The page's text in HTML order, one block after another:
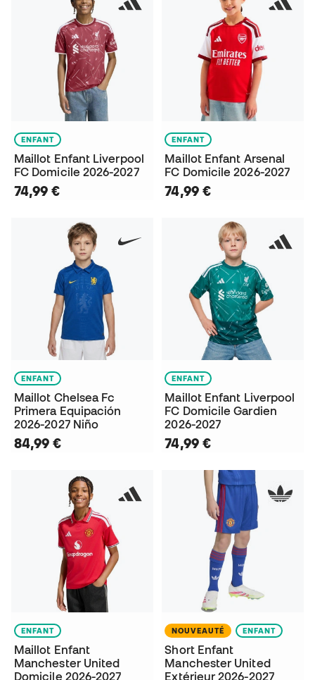
ENFANT
Maillot Enfant Liverpool
FC Domicile 2026-2027
74,99 €
ENFANT
Maillot Enfant Arsenal
FC Domicile 2026-2027
74,99 €
ENFANT
Maillot Chelsea Fc
Primera Equipación
2026-2027 Niño
84,99 €
ENFANT
Maillot Enfant Liverpool
FC Domicile Gardien
2026-2027
74,99 €
ENFANT
Maillot Enfant
Manchester United
Domicile 2026-2027
NOUVEAUTÉ ENFANT
Short Enfant
Manchester United
Extérieur 2026-2027